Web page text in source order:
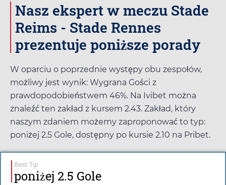
Nasz ekspert w meczu Stade
Reims - Stade Rennes
prezentuje poniższe porady
W oparciu o poprzednie występy obu zespołów,
możliwy jest wynik: Wygrana Gości z
prawdopodobieństwem 46%. Na Ivibet można
znaleźć ten zakład z kursem 2.43. Zakład, który
naszym zdaniem możemy zaproponować to typ:
poniżej 2.5 Gole, dostępny po kursie 2.10 na Pribet.
Best Tip
poniżej 2.5 Gole